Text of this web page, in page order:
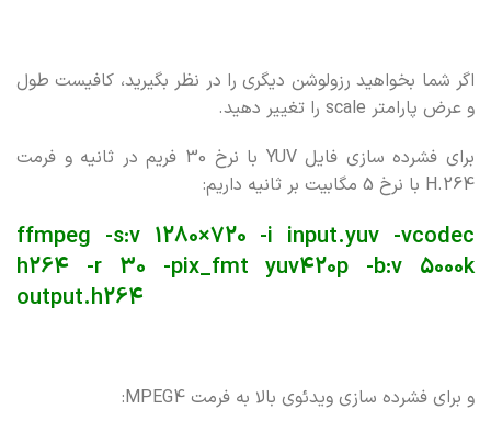
اگر شما بخواهید رزولوشن دیگری را در نظر بگیرید، کافیست طول
و عرض پارامتر scale را تغییر دهید.
برای فشرده سازی فایل YUV با نرخ 30 فریم در ثانیه و فرمت
H.264 با نرخ 5 مگابیت بر ثانیه داریم:
ffmpeg -s:v 1280×720 -i input.yuv -vcodec
h264 -r 30 -pix_fmt yuv420p -b:v 5000k
output.h264
و برای فشرده سازی ویدئوی بالا به فرمت MPEG4: